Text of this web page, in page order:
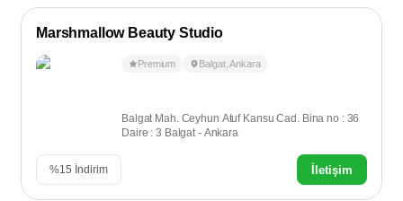
Marshmallow Beauty Studio
Premium Balgat,Ankara
Balgat Mah. Ceyhun Atuf Kansu Cad. Bina no : 36
Daire : 3 Balgat - Ankara
%15 İndirim İletişim